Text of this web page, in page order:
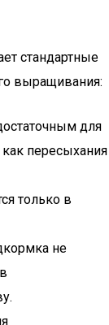
стандартные
выращивания:
для
пересыхания
только в
не